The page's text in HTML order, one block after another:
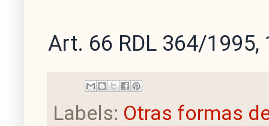
Art. 66 RDL 364/1995,
Labels: Otras formas